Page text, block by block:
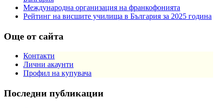
Международна организация на франкофонията
Рейтинг на висшите училища в България за 2025 година
Още от сайта
Контакти
Лични акаунти
Профил на купувача
Последни публикации